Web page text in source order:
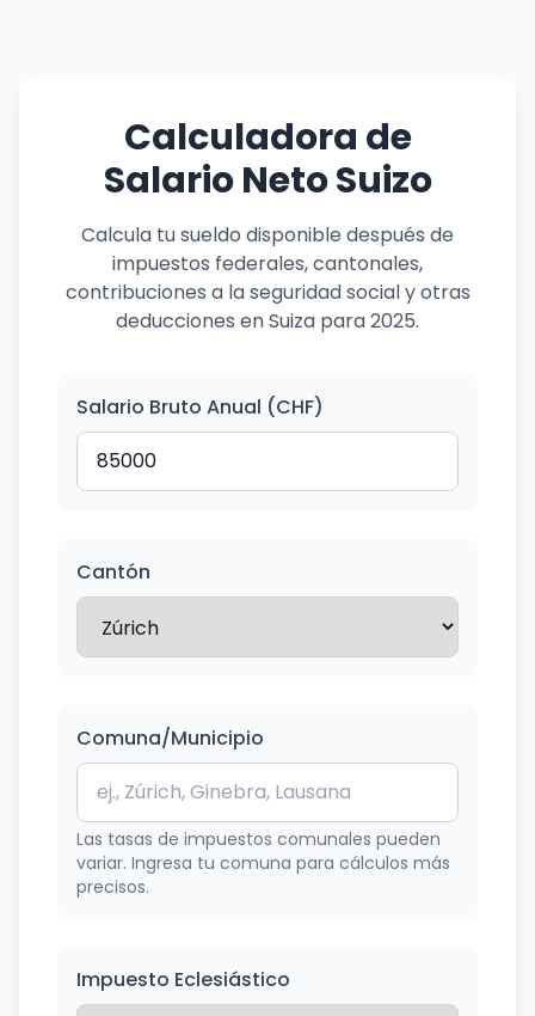
Calculadora de
Salario Neto Suizo
Calcula tu sueldo disponible después de
impuestos federales, cantonales,
contribuciones a la seguridad social y otras
deducciones en Suiza para 2025.
Salario Bruto Anual (CHF)
Cantón
Comuna/Municipio
Las tasas de impuestos comunales pueden
variar. Ingresa tu comuna para cálculos más
precisos.
Impuesto Eclesiástico